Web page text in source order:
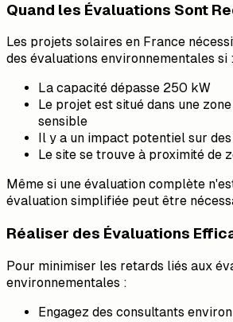
Quand les Évaluations Sont
Les projets solaires en France
des évaluations environnementales si :
La capacité dépasse 250 kW
Le projet est situé dans une
sensible
Il y a un impact potentiel sur
Le site se trouve à proximité de
Même si une évaluation complète
évaluation simplifiée peut être
Réaliser des Évaluations
Pour minimiser les retards liés aux
environnementales :
Engagez des consultants